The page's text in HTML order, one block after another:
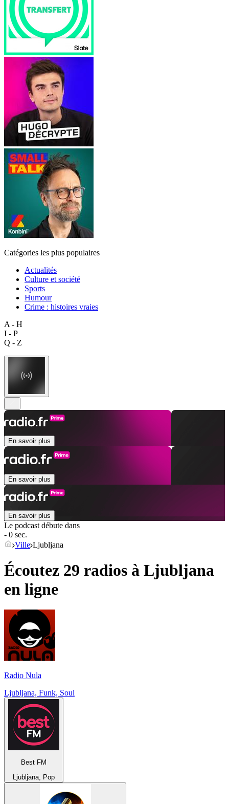
Catégories les plus populaires
Actualités
Culture et société
Sports
Humour
Crime : histoires vraies
A - H
I - P
Q - Z
En savoir plus
En savoir plus
En savoir plus
Le podcast débute dans
- 0 sec.
Ville Ljubljana
Écoutez 29 radios à Ljubljana
en ligne
Radio Nula
Ljubljana, Funk, Soul
Best FM
Ljubljana, Pop